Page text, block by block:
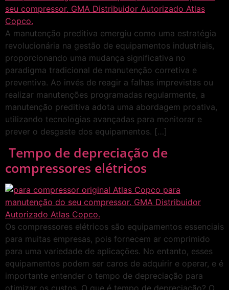
A manutenção preditiva emergiu como uma estratégia
revolucionária na gestão de equipamentos industriais,
proporcionando uma mudança significativa no
paradigma tradicional de manutenção corretiva e
preventiva. Ao invés de reagir a falhas imprevistas ou
realizar manutenções programadas regularmente, a
manutenção preditiva adota uma abordagem proativa,
utilizando tecnologias avançadas para monitorar e
prever o desgaste dos equipamentos. […]
Tempo de depreciação de
compressores elétricos
Os compressores elétricos são equipamentos essenciais
para muitas empresas, pois fornecem ar comprimido
para uma variedade de aplicações. No entanto, esses
equipamentos podem ser caros de adquirir e operar, e é
importante entender o tempo de depreciação para